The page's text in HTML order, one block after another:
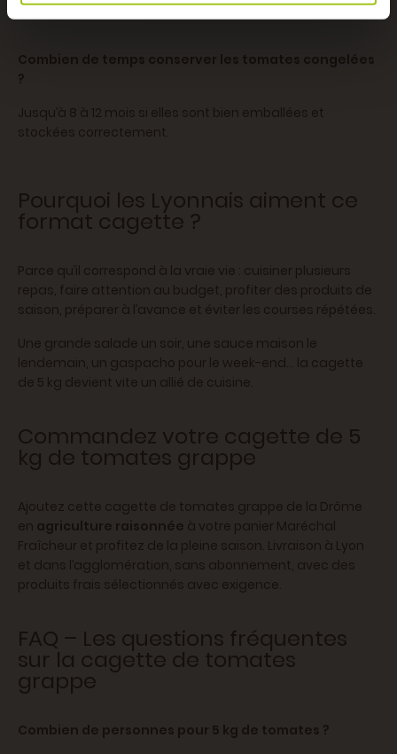
pour cuisiner, moins adapté pour une salade.
Combien de temps conserver les tomates congelées
?
Jusqu’à 8 à 12 mois si elles sont bien emballées et
stockées correctement.
Pourquoi les Lyonnais aiment ce
format cagette ?
Parce qu’il correspond à la vraie vie : cuisiner plusieurs
repas, faire attention au budget, profiter des produits de
saison, préparer à l’avance et éviter les courses répétées.
Une grande salade un soir, une sauce maison le
lendemain, un gaspacho pour le week-end… la cagette
de 5 kg devient vite un allié de cuisine.
Commandez votre cagette de 5
kg de tomates grappe
Ajoutez cette cagette de tomates grappe de la Drôme
en agriculture raisonnée à votre panier Maréchal
Fraîcheur et profitez de la pleine saison. Livraison à Lyon
et dans l’agglomération, sans abonnement, avec des
produits frais sélectionnés avec exigence.
FAQ – Les questions fréquentes
sur la cagette de tomates
grappe
Combien de personnes pour 5 kg de tomates ?